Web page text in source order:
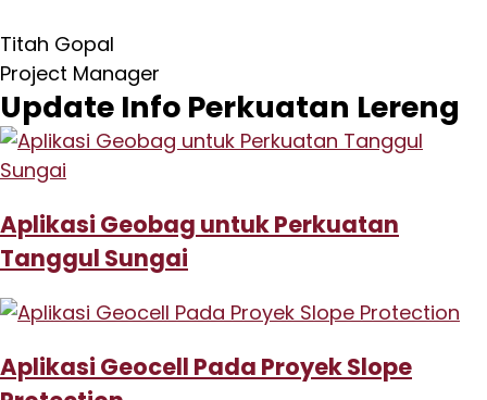
Titah Gopal
Project Manager
Update Info Perkuatan Lereng
Aplikasi Geobag untuk Perkuatan
Tanggul Sungai
Aplikasi Geocell Pada Proyek Slope